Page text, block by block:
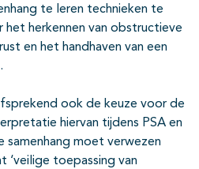
te leren technieken te
het herkennen van obstructieve
en het handhaven van een
ook de keuze voor de
hiervan tijdens PSA en
samenhang moet verwezen
‘veilige toepassing van